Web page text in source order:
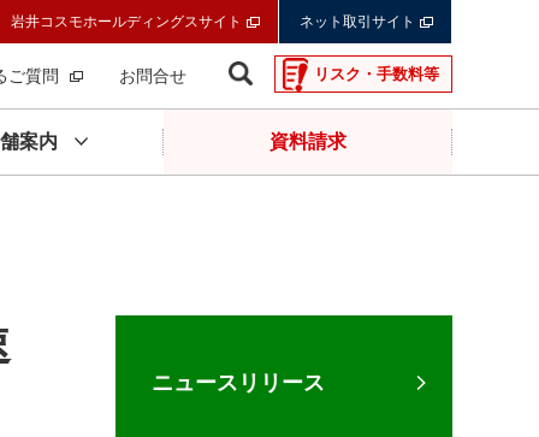
岩井コスモホールディングスサイト ネット取引サイト
ご質問 お問合せ リスク・手数料等
案内 資料請求
ニュースリリース